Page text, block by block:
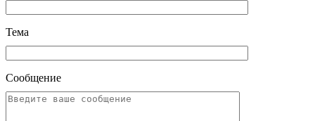
Тема
Сообщение